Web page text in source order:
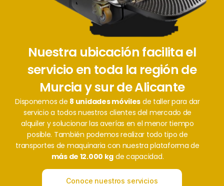
Nuestra ubicación facilita el
servicio en toda la región de
Murcia y sur de Alicante
Disponemos de 8 unidades móviles de taller para dar
servicio a todos nuestros clientes del mercado de
alquiler y solucionar las averías en el menor tiempo
posible. También podemos realizar todo tipo de
transportes de maquinaria con nuestra plataforma de
más de 12.000 kg de capacidad.
Conoce nuestros servicios